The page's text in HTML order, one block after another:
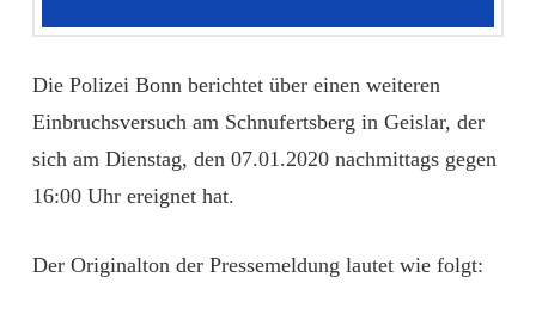
Die Polizei Bonn berichtet über einen weiteren
Einbruchsversuch am Schnufertsberg in Geislar, der
sich am Dienstag, den 07.01.2020 nachmittags gegen
16:00 Uhr ereignet hat.
Der Originalton der Pressemeldung lautet wie folgt: